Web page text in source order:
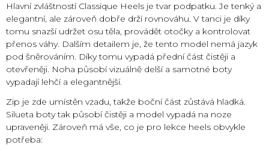
Hlavní zvláštností Classique Heels je tvar podpatku. Je tenký a
elegantní, ale zároveň dobře drží rovnováhu. V tanci je díky
tomu snazší udržet osu těla, provádět otočky a kontrolovat
přenos váhy. Dalším detailem je, že tento model nemá jazyk
pod šněrováním. Díky tomu vypadá přední část čistěji a
otevřeněji. Noha působí vizuálně delší a samotné boty
vypadají lehčí a elegantnější.
Zip je zde umístěn vzadu, takže boční část zůstává hladká.
Silueta boty tak působí čistěji a model vypadá na noze
upraveněji. Zároveň má vše, co je pro lekce heels obvykle
potřeba: